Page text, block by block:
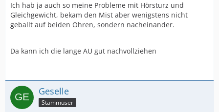
Ich hab ja auch so meine Probleme mit Hörsturz und
Gleichgewicht, bekam den Mist aber wenigstens nicht
geballt auf beiden Ohren, sondern nacheinander.
Da kann ich die lange AU gut nachvollziehen
Geselle
Stammuser